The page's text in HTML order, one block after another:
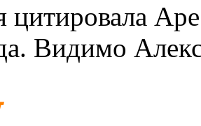
цитировала
Видимо